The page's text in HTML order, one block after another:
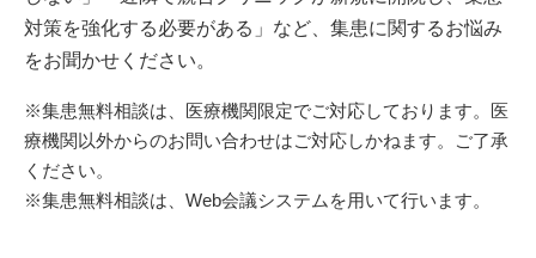
対策を強化する必要がある」など、集患に関するお悩み
をお聞かせください。
※集患無料相談は、医療機関限定でご対応しております。医
療機関以外からのお問い合わせはご対応しかねます。ご了承
ください。
※集患無料相談は、Web会議システムを用いて行います。